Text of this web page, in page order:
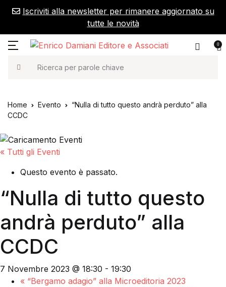
Iscriviti alla newsletter per rimanere aggiornato su
tutte le novità
0
Ricerca
Home Evento
“Nulla di tutto questo andrà perduto” alla
CCDC
« Tutti gli Eventi
Questo evento è passato.
“Nulla di tutto questo
andrà perduto” alla
CCDC
7 Novembre 2023 @ 18:30 - 19:30
« “Bergamo adagio” alla Microeditoria 2023